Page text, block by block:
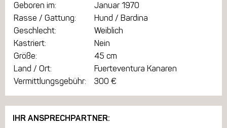
Geboren im:
Januar 1970
Rasse / Gattung:
Hund / Bardina
Geschlecht:
Weiblich
Kastriert:
Nein
Größe:
45 cm
Land / Ort:
Fuerteventura Kanaren
Vermittlungsgebühr:
300 €
IHR ANSPRECHPARTNER: